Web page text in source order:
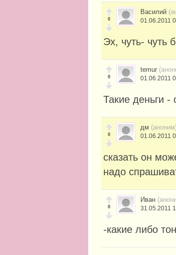
0
Василий
01.06.2011
Эх, чуть- чуть
0
temur
01.06.2011
Такие деньги -
0
дм
01.06.2011
сказать он
надо
0
Иван
31.05.2011
-какие либо